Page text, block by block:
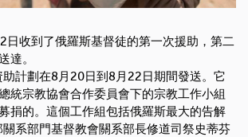
日收到了俄羅斯基督徒的第一次援助，第二
達。
助計劃在8月20日到8月22日期間發送。它
統宗教協會合作委員會下的宗教工作小組
捐的。這個工作組包括俄羅斯最大的告解
關系部門基督教會關系部長修道司祭史蒂芬